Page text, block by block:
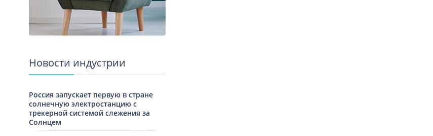
Новости индустрии
Россия запускает первую в стране
солнечную электростанцию с
трекерной системой слежения за
Солнцем